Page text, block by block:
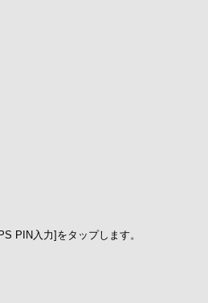
PIN入力]をタップします。